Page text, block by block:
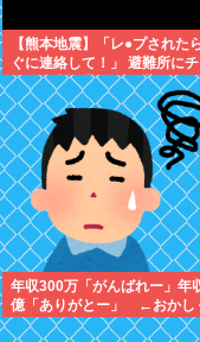
【熊本地震】「レ●プされた
ぐに連絡して！」 避難所に
シ。 無料で緊急避妊薬を届
ステムを実現へ
年収300万「がんばれー」年
億「ありがとー」 ←おかし
ね？